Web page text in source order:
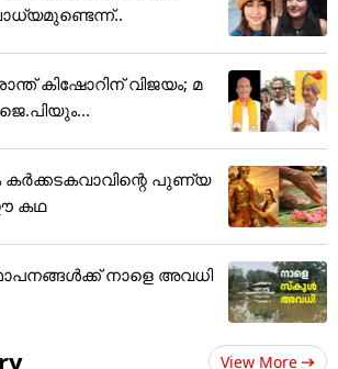
കിഷോറിന് വിജയം; മ
കർക്കടകവാവിന്റെ പുണ്യ
കഥ
നാളെ അ‌വധി
View More